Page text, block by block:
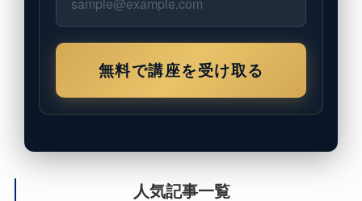
無料で講座を受け取る
人気記事一覧